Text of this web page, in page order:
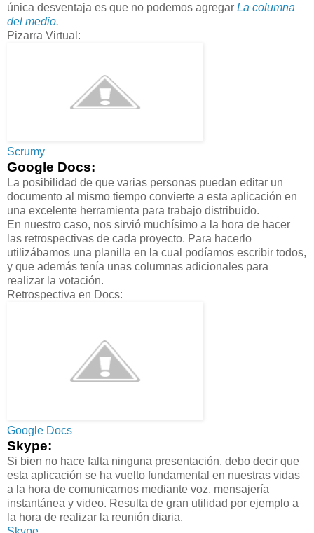
única desventaja es que no podemos agregar La columna
del medio.
Pizarra Virtual:
Scrumy
Google Docs:
La posibilidad de que varias personas puedan editar un
documento al mismo tiempo convierte a esta aplicación en
una excelente herramienta para trabajo distribuido.
En nuestro caso, nos sirvió muchísimo a la hora de hacer
las retrospectivas de cada proyecto. Para hacerlo
utilizábamos una planilla en la cual podíamos escribir todos,
y que además tenía unas columnas adicionales para
realizar la votación.
Retrospectiva en Docs:
Google Docs
Skype:
Si bien no hace falta ninguna presentación, debo decir que
esta aplicación se ha vuelto fundamental en nuestras vidas
a la hora de comunicarnos mediante voz, mensajería
instantánea y video. Resulta de gran utilidad por ejemplo a
la hora de realizar la reunión diaria.